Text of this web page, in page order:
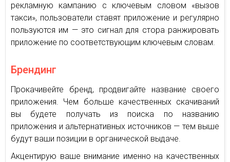
рекламную кампанию с ключевым словом «вызов
такси», пользователи ставят приложение и регулярно
пользуются им — это сигнал для стора ранжировать
приложение по соответствующим ключевым словам.
Брендинг
Прокачивейте бренд, продвигайте название своего
приложения. Чем больше качественных скачиваний
вы будете получать из поиска по названию
приложения и альтернативных источников — тем выше
будут ваши позиции в органической выдаче.
Акцентирую ваше внимание именно на качественных